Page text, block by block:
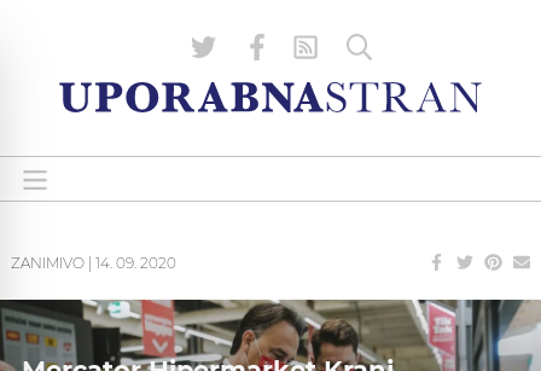
ZANIMIVO 14. 09. 2020